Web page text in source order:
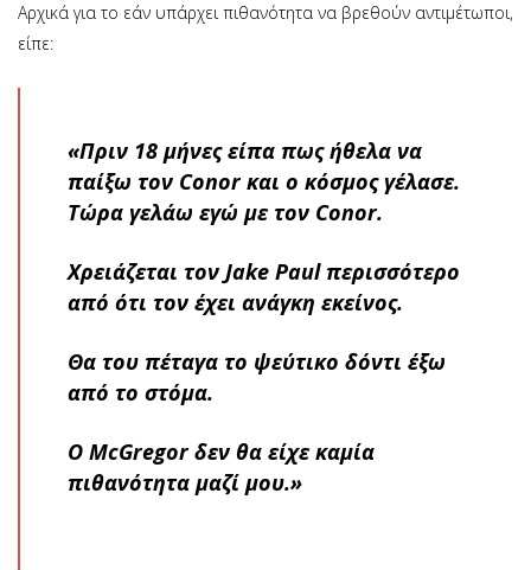
Αρχικά για το εάν υπάρχει πιθανότητα να βρεθούν αντιμέτωποι,
είπε:
«Πριν 18 μήνες είπα πως ήθελα να
παίξω τον Conor και ο κόσμος γέλασε.
Τώρα γελάω εγώ με τον Conor.
Χρειάζεται τον Jake Paul περισσότερο
από ότι τον έχει ανάγκη εκείνος.
Θα του πέταγα το ψεύτικο δόντι έξω
από το στόμα.
O McGregor δεν θα είχε καμία
πιθανότητα μαζί μου.»